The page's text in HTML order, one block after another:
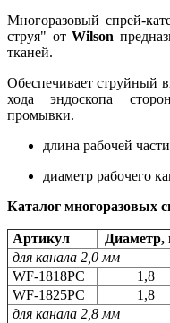
Многоразовый спрей-
струя" отWilson
тканей.
Обеспечивает струйный
хода эндоскопа
промывки.
длина рабочей
диаметр рабочего
Каталог многоразовых
Артикул Диаметр,
для канала 2,0 мм
WF-1818PC
1,8
WF-1825PC
1,8
для канала 2,8 мм